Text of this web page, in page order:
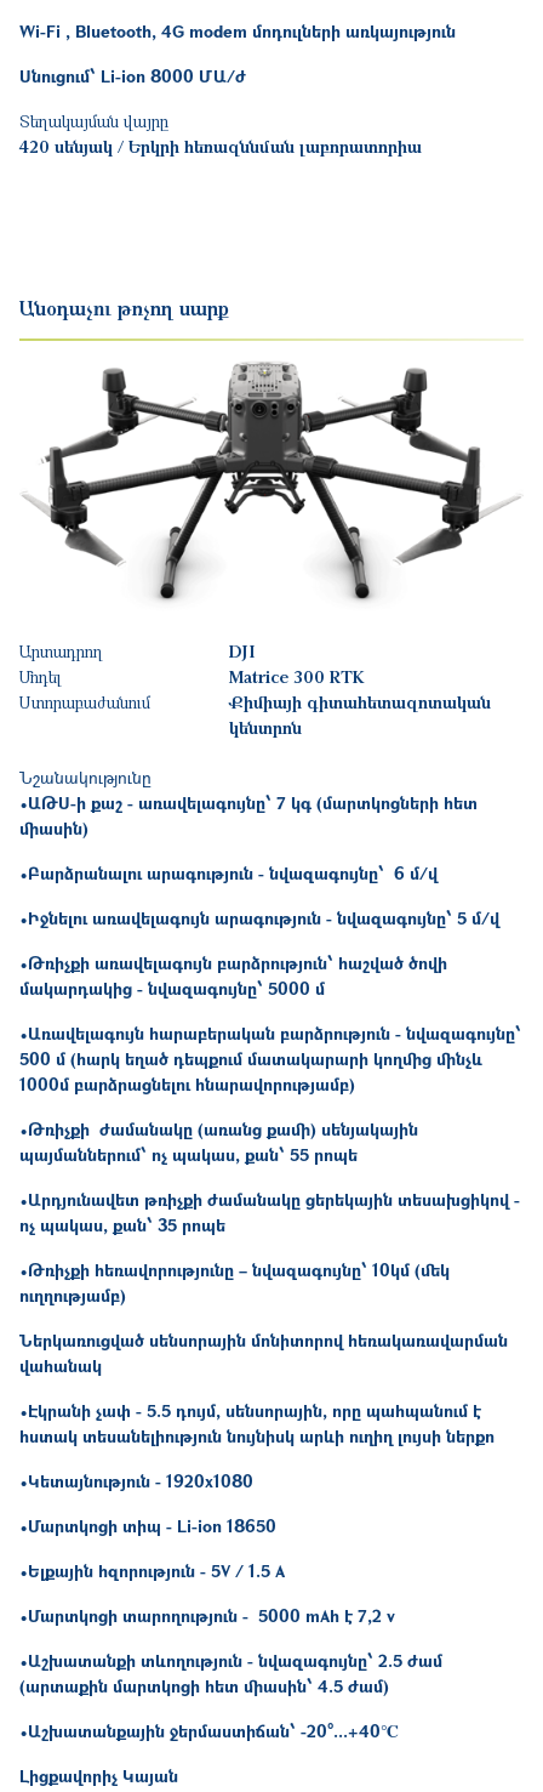
Wi-Fi , Bluetooth, 4G modem մոդուլների առկայություն
Սնուցում՝ Li-ion 8000 ՄԱ/ժ
Տեղակայման վայրը
420 սենյակ / Երկրի հեռազննման լաբորատորիա
Անօդաչու թռչող սարք
Արտադրող
DJI
Մոդել
Matrice 300 RTK
Ստորաբաժանում
Քիմիայի գիտահետազոտական
կենտրոն
Նշանակությունը
•ԱԹՍ-ի քաշ - առավելագույնը՝ 7 կգ (մարտկոցների հետ
միասին)
•Բարձրանալու արագություն - նվազագույնը՝ 6 մ/վ
•Իջնելու առավելագույն արագություն - նվազագույնը՝ 5 մ/վ
•Թռիչքի առավելագույն բարձրություն՝ հաշված ծովի
մակարդակից - նվազագույնը՝ 5000 մ
•Առավելագույն հարաբերական բարձրություն - նվազագույնը՝
500 մ (հարկ եղած դեպքում մատակարարի կողմից մինչև
1000մ բարձրացնելու հնարավորությամբ)
•Թռիչքի ժամանակը (առանց քամի) սենյակային
պայմաններում՝ ոչ պակաս, քան՝ 55 րոպե
•Արդյունավետ թռիչքի ժամանակը ցերեկային տեսախցիկով -
ոչ պակաս, քան՝ 35 րոպե
•Թռիչքի հեռավորությունը – նվազագույնը՝ 10կմ (մեկ
ուղղությամբ)
Ներկառուցված սենսորային մոնիտորով հեռակառավարման
վահանակ
•Էկրանի չափ - 5.5 դույմ, սենսորային, որը պահպանում է
հստակ տեսանելիություն նույնիսկ արևի ուղիղ լույսի ներքո
•Կետայնություն - 1920x1080
•Մարտկոցի տիպ - Li-ion 18650
•Ելքային հզորություն - 5V / 1.5 A
•Մարտկոցի տարողություն - 5000 mAh է 7,2 v
•Աշխատանքի տևողություն - նվազագույնը՝ 2.5 ժամ
(արտաքին մարտկոցի հետ միասին՝ 4.5 ժամ)
•Աշխատանքային ջերմաստիճան՝ -20°...+40℃
Լիցքավորիչ Կայան